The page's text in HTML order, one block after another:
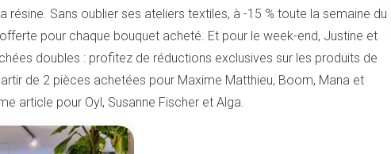
résine. Sans oublier ses ateliers textiles, à -15 % toute la semaine du
pour chaque bouquet acheté. Et pour le week-end, Justine et
doubles : profitez de réductions exclusives sur les produits de
de 2 pièces achetées pour Maxime Matthieu, Boom, Mana et
article pour Oyl, Susanne Fischer et Alga.